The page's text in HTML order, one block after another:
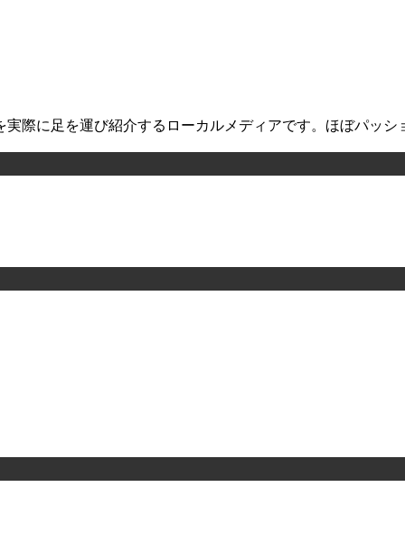
際に足を運び紹介するローカルメディアです。ほぼパッシ